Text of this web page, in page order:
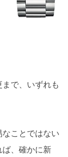
で、いずれも
ことではない
ば、確かに新